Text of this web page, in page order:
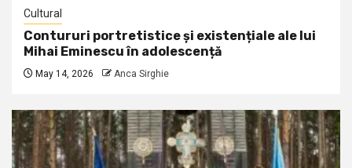
Cultural
Contururi portretistice și existențiale ale lui
Mihai Eminescu în adolescență
May 14, 2026 Anca Sirghie